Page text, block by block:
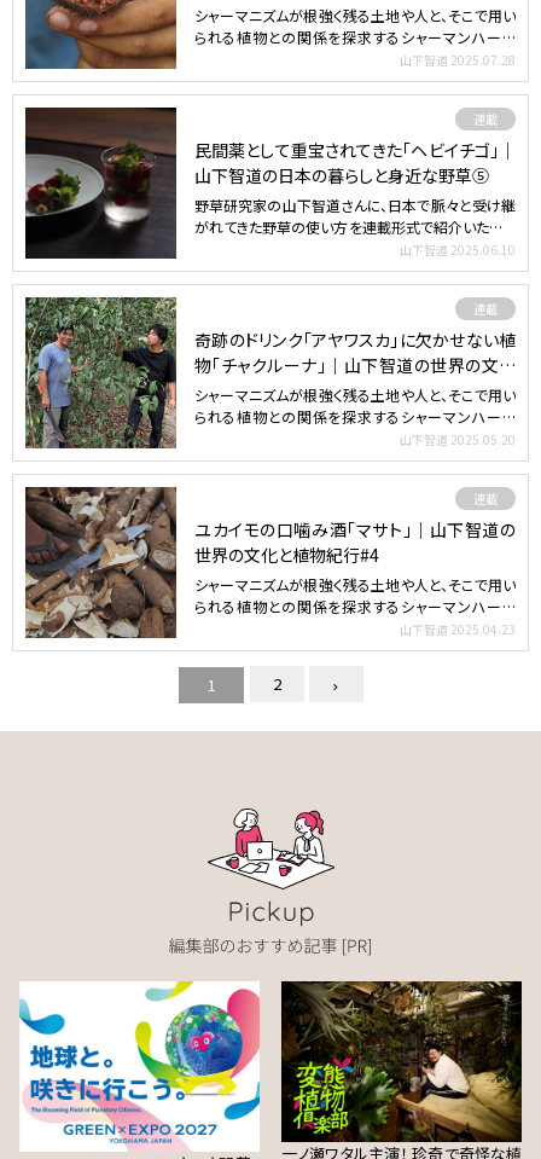
シャーマニズムが根強く残る土地や人と、そこで用い
られる植物との関係を探求するシャーマンハーブ
山下智道 2025.07.28
連載
民間薬として重宝されてきた「ヘビイチゴ」｜
山下智道の日本の暮らしと身近な野草⑤
野草研究家の山下智道さんに、日本で脈々と受け継
がれてきた野草の使い方を連載形式で紹介いただき
山下智道 2025.06.10
連載
奇跡のドリンク「アヤワスカ」に欠かせない植
物「チャクルーナ」｜山下智道の世界の文化
と植物紀行#5
シャーマニズムが根強く残る土地や人と、そこで用い
られる植物との関係を探求するシャーマンハーブ
山下智道 2025.05.20
連載
ユカイモの口噛み酒「マサト」｜山下智道の
世界の文化と植物紀行#4
シャーマニズムが根強く残る土地や人と、そこで用い
られる植物との関係を探求するシャーマンハーブ
山下智道 2025.04.23
1 2
一ノ瀬ワタル主演！ 珍奇で奇怪な植